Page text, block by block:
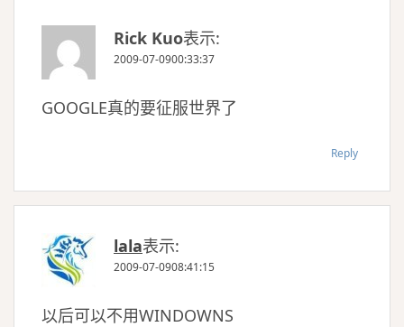
Rick Kuo表示:
2009-07-0900:33:37
GOOGLE真的要征服世界了
Reply
lala表示:
2009-07-0908:41:15
以后可以不用WINDOWNS